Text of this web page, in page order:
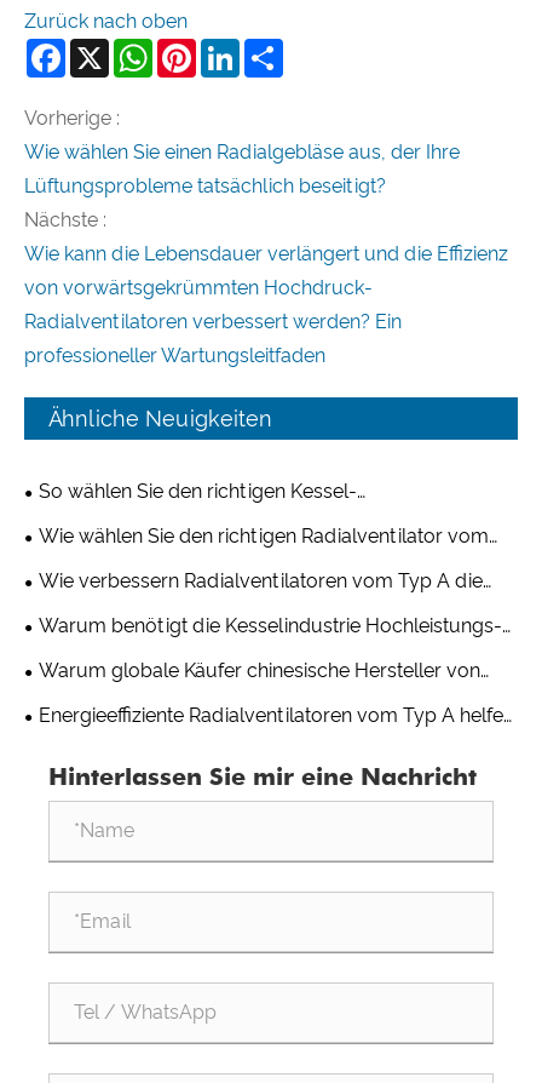
Zurück nach oben
Facebook
X WhatsAppPinterestLinkedIn
Vorherige :
Wie wählen Sie einen Radialgebläse aus, der Ihre
Lüftungsprobleme tatsächlich beseitigt?
Nächste :
Wie kann die Lebensdauer verlängert und die Effizienz
von vorwärtsgekrümmten Hochdruck-
Radialventilatoren verbessert werden? Ein
professioneller Wartungsleitfaden
Ähnliche Neuigkeiten
So wählen Sie den richtigen Kessel-
Saugzugventilator für industrielle Anwendungen aus
Wie wählen Sie den richtigen Radialventilator vom
Typ D für Ihr industrielles Lüftungssystem aus?
Wie verbessern Radialventilatoren vom Typ A die
Belüftung in Lagern und Logistikzentren?
Warum benötigt die Kesselindustrie Hochleistungs-
Radialventilatoren?
Warum globale Käufer chinesische Hersteller von
Typ-C-Radialventilatoren für kundenspezifische
Projekte wählen
Energieeffiziente Radialventilatoren vom Typ A helfen
Hinterlassen Sie mir eine Nachricht